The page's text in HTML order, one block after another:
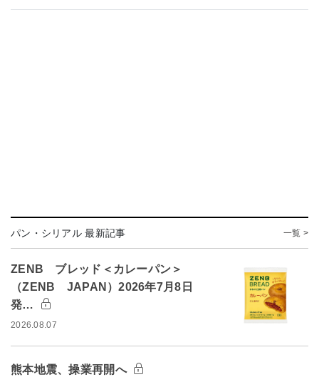
パン・シリアル 最新記事 一覧 >
ZENB ブレッド＜カレーパン＞
（ZENB JAPAN）2026年7月8日
発…
2026.08.07
熊本地震、操業再開へ